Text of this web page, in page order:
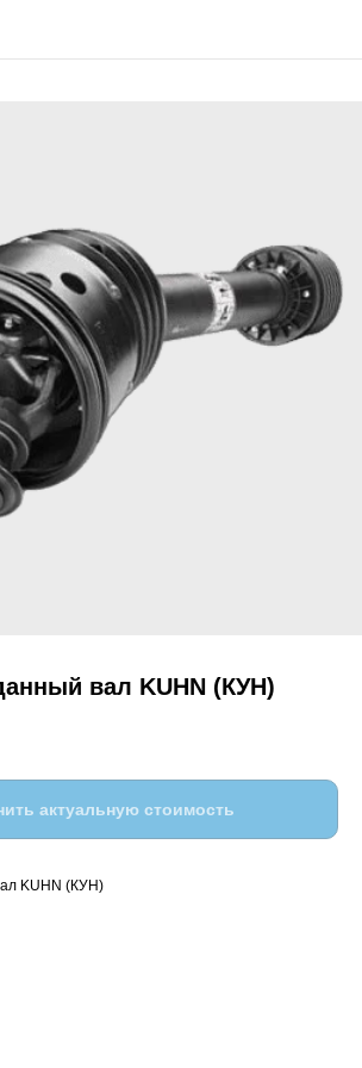
вал KUHN (КУН)
актуальную стоимость
KUHN (КУН)